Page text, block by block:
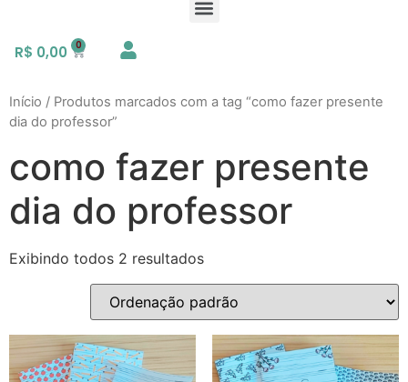
R$ 0,00
Início / Produtos marcados com a tag “como fazer presente
dia do professor”
como fazer presente
dia do professor
Exibindo todos 2 resultados